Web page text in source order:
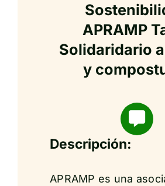
APRAMP
Solidaridario
y
Descripción:
APRAMP es una